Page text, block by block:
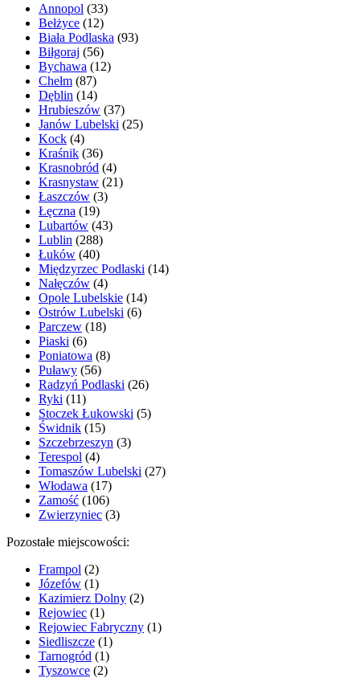
Annopol (33)
Bełżyce (12)
Biała Podlaska (93)
Biłgoraj (56)
Bychawa (12)
Chełm (87)
Dęblin (14)
Hrubieszów (37)
Janów Lubelski (25)
Kock (4)
Kraśnik (36)
Krasnobród (4)
Krasnystaw (21)
Łaszczów (3)
Łęczna (19)
Lubartów (43)
Lublin (288)
Łuków (40)
Międzyrzec Podlaski (14)
Nałęczów (4)
Opole Lubelskie (14)
Ostrów Lubelski (6)
Parczew (18)
Piaski (6)
Poniatowa (8)
Puławy (56)
Radzyń Podlaski (26)
Ryki (11)
Stoczek Łukowski (5)
Świdnik (15)
Szczebrzeszyn (3)
Terespol (4)
Tomaszów Lubelski (27)
Włodawa (17)
Zamość (106)
Zwierzyniec (3)
Pozostałe miejscowości:
Frampol (2)
Józefów (1)
Kazimierz Dolny (2)
Rejowiec (1)
Rejowiec Fabryczny (1)
Siedliszcze (1)
Tarnogród (1)
Tyszowce (2)